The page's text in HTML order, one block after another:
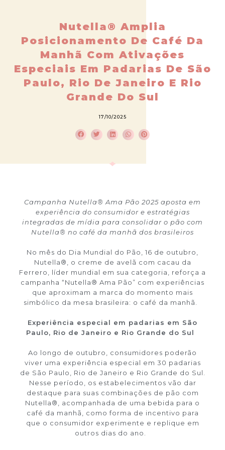
Nutella® Amplia
Posicionamento De Café Da
Manhã Com Ativações
Especiais Em Padarias De São
Paulo, Rio De Janeiro E Rio
Grande Do Sul
17/10/2025
Campanha Nutella® Ama Pão 2025 aposta em
experiência do consumidor e estratégias
integradas de mídia para consolidar o pão com
Nutella® no café da manhã dos brasileiros
No mês do Dia Mundial do Pão, 16 de outubro,
Nutella®, o creme de avelã com cacau da
Ferrero, líder mundial em sua categoria, reforça a
campanha “Nutella® Ama Pão” com experiências
que aproximam a marca do momento mais
simbólico da mesa brasileira: o café da manhã.
Experiência especial em padarias em São
Paulo, Rio de Janeiro e Rio Grande do Sul
Ao longo de outubro, consumidores poderão
viver uma experiência especial em 30 padarias
de São Paulo, Rio de Janeiro e Rio Grande do Sul.
Nesse período, os estabelecimentos vão dar
destaque para suas combinações de pão com
Nutella®, acompanhada de uma bebida para o
café da manhã, como forma de incentivo para
que o consumidor experimente e replique em
outros dias do ano.